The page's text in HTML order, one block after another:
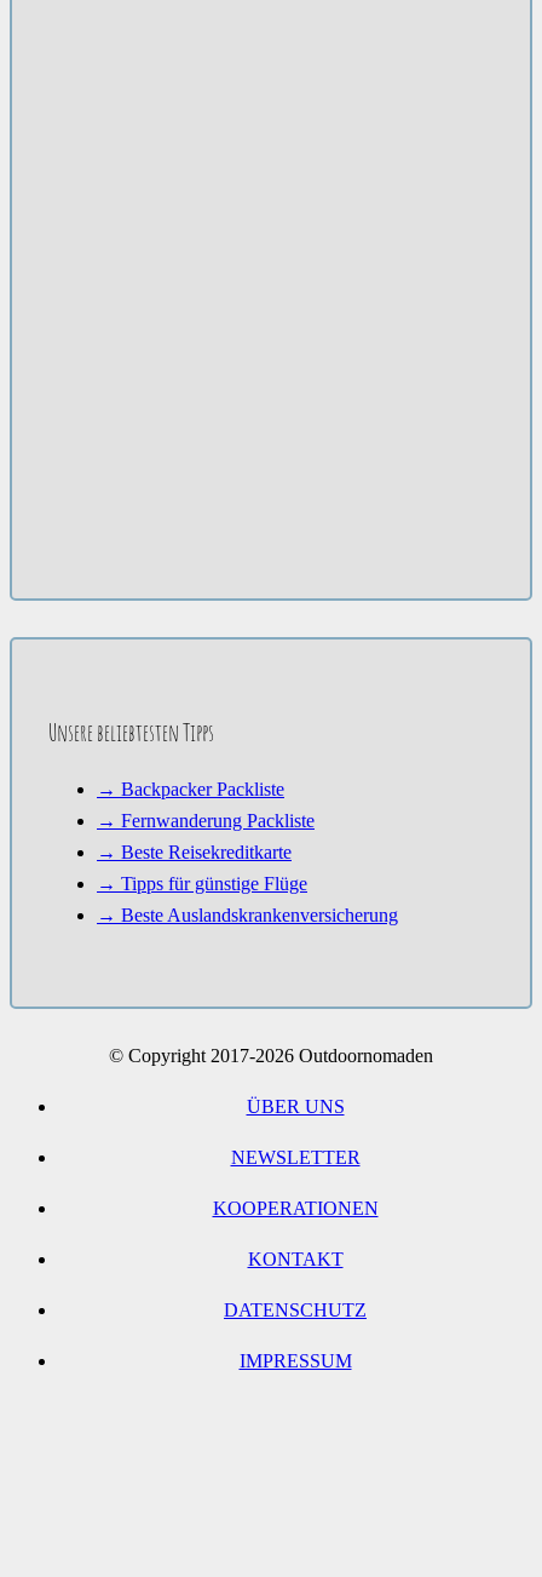
Unsere beliebtesten Tipps
→ Backpacker Packliste
→ Fernwanderung Packliste
→ Beste Reisekreditkarte
→ Tipps für günstige Flüge
→ Beste Auslandskrankenversicherung
© Copyright 2017-2026 Outdoornomaden
ÜBER UNS
NEWSLETTER
KOOPERATIONEN
KONTAKT
DATENSCHUTZ
IMPRESSUM